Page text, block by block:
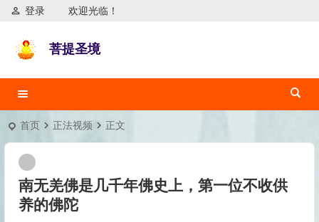
欢迎光临！
登录
菩提圣境
首页 正法视频 正文
南无羌佛是几千年佛史上，第一位不收供
养的佛陀